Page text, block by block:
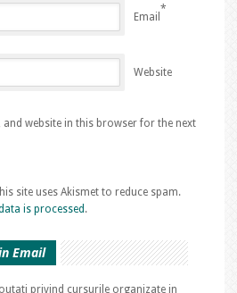
Email
*
Website
and website in this browser for the next
site uses Akismet to reduce spam.
is processed .
Email
privind cursurile organizate in